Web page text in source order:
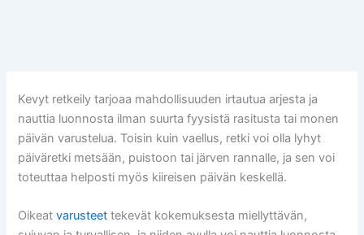
Kevyt retkeily tarjoaa mahdollisuuden irtautua arjesta ja
nauttia luonnosta ilman suurta fyysistä rasitusta tai monen
päivän varustelua. Toisin kuin vaellus, retki voi olla lyhyt
päiväretki metsään, puistoon tai järven rannalle, ja sen voi
toteuttaa helposti myös kiireisen päivän keskellä.
Oikeatvarusteet tekevät kokemuksesta miellyttävän,